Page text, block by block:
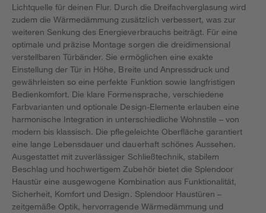
Lichtquelle für deinen Flur. Durch die Dreifachverglasung wird
zudem die Wärmedämmung zusätzlich verbessert, was zur
weiteren Senkung des Energieverbrauchs beiträgt. Für eine
optimale und präzise Montage sorgen die dreidimensional
verstellbaren Türbänder. Sie ermöglichen eine exakte
Einstellung der Tür in Höhe, Breite und Anpressdruck und
gewährleisten so eine perfekte Funktion sowie langfristigen
Bedienkomfort. Die klare Formensprache, verschiedene
Farbvarianten und optionale Design-Elemente erlauben eine
harmonische Integration in unterschiedliche Wohnstile – von
modern bis klassisch. Die pflegeleichte Oberfläche garantiert
eine lange Lebensdauer und dauerhaft schönes Aussehen.
Ausgestattet mit zuverlässiger Schließtechnik, stabilem
Beschlag und hochwertigem Zubehör bietet die Splendoor
Haustür eine ausgewogene Kombination aus Funktionalität,
Sicherheit, Komfort und Design. Splendoor Haustüren –
zeitgemäße Optik, hervorragende Wärmedämmung und